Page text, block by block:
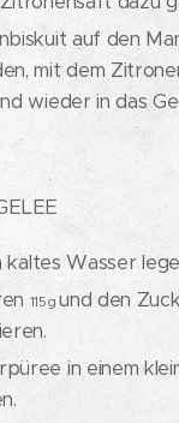
auf den
mit dem
wieder in das
kaltes Wasser
115gund den
in einem